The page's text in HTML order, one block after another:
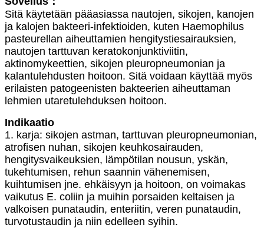
Sitä käytetään pääasiassa nautojen, sikojen, kanojen
ja kalojen bakteeri-infektioiden, kuten Haemophilus
pasteurellan aiheuttamien hengitystiesairauksien,
nautojen tarttuvan keratokonjunktiviitin,
aktinomykeettien, sikojen pleuropneumonian ja
kalantulehdusten hoitoon. Sitä voidaan käyttää myös
erilaisten patogeenisten bakteerien aiheuttaman
lehmien utaretulehduksen hoitoon.
Indikaatio
1. karja: sikojen astman, tarttuvan pleuropneumonian,
atrofisen nuhan, sikojen keuhkosairauden,
hengitysvaikeuksien, lämpötilan nousun, yskän,
tukehtumisen, rehun saannin vähenemisen,
kuihtumisen jne. ehkäisyyn ja hoitoon, on voimakas
vaikutus E. coliin ja muihin porsaiden keltaisen ja
valkoisen punataudin, enteriitin, veren punataudin,
turvotustaudin ja niin edelleen syihin.